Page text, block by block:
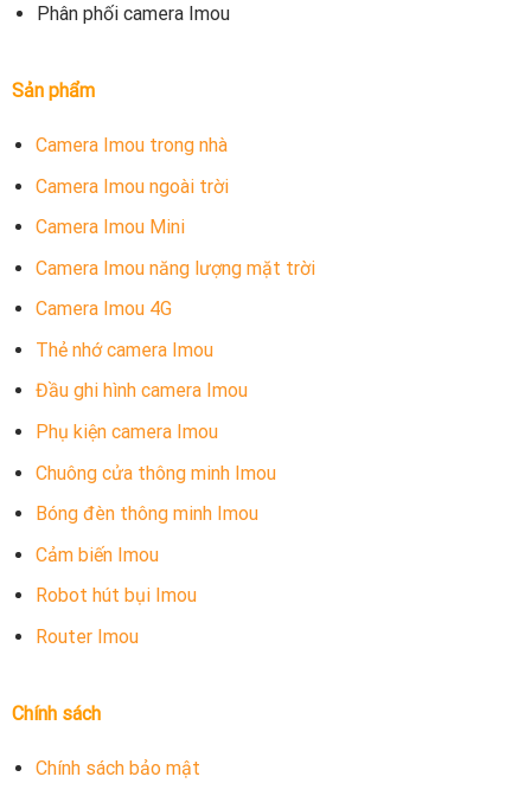
Phân phối camera Imou
Sản phẩm
Camera Imou trong nhà
Camera Imou ngoài trời
Camera Imou Mini
Camera Imou năng lượng mặt trời
Camera Imou 4G
Thẻ nhớ camera Imou
Đầu ghi hình camera Imou
Phụ kiện camera Imou
Chuông cửa thông minh Imou
Bóng đèn thông minh Imou
Cảm biến Imou
Robot hút bụi Imou
Router Imou
Chính sách
Chính sách bảo mật